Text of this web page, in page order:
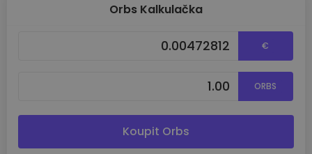
Orbs Kalkulačka
€
ORBS
Koupit Orbs